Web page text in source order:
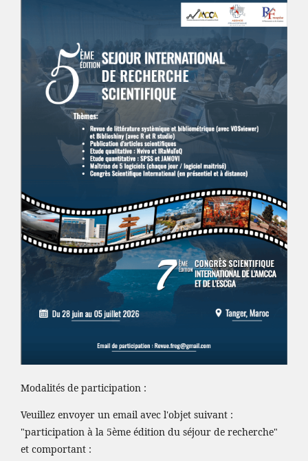
Modalités de participation :
Veuillez envoyer un email avec l'objet suivant :
"participation à la 5ème édition du séjour de recherche"
et comportant :